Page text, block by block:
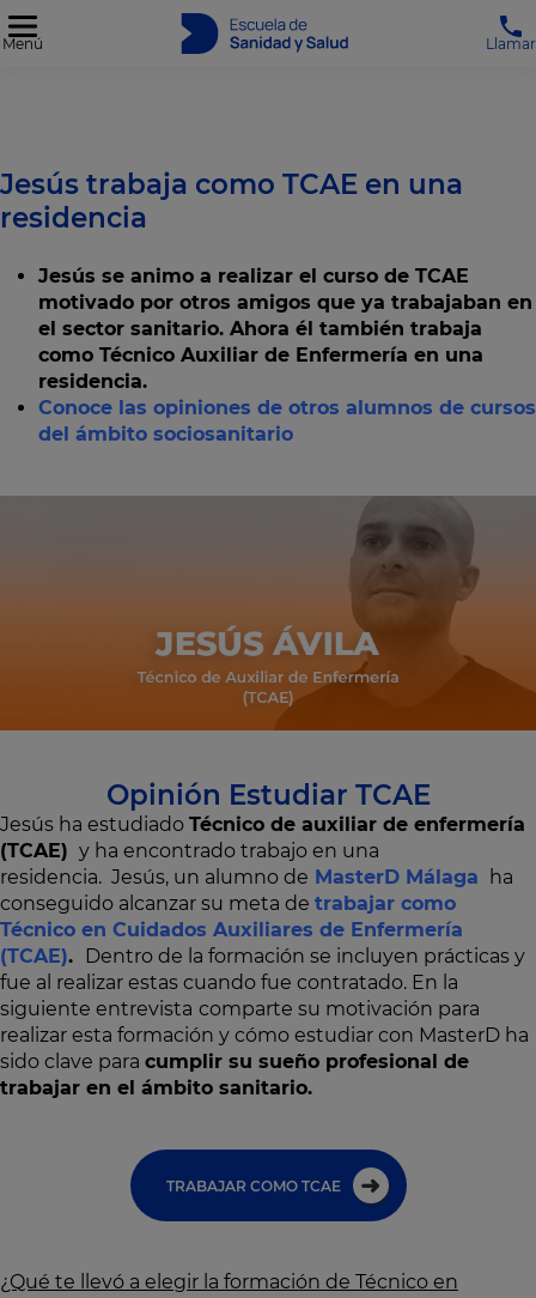
Menú Llamar
Jesús trabaja como TCAE en una
residencia
Jesús se animo a realizar el curso de TCAE
motivado por otros amigos que ya trabajaban en
el sector sanitario. Ahora él también trabaja
como Técnico Auxiliar de Enfermería en una
residencia.
Conoce las opiniones de otros alumnos de cursos
del ámbito sociosanitario
Opinión Estudiar TCAE
Jesús ha estudiado Técnico de auxiliar de enfermería
(TCAE) y ha encontrado trabajo en una
residencia. Jesús, un alumno de MasterD Málaga
ha
conseguido alcanzar su meta de trabajar como
Técnico en Cuidados Auxiliares de Enfermería
(TCAE).
Dentro de la formación se incluyen prácticas y
fue al realizar estas cuando fue contratado. En la
siguiente entrevista comparte su motivación para
realizar esta formación y cómo estudiar con MasterD ha
sido clave para cumplir su sueño profesional de
trabajar en el ámbito sanitario.
TRABAJAR COMO TCAE
¿Qué te llevó a elegir la formación de Técnico en